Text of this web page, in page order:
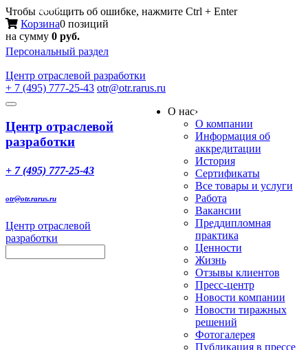
Чтобы сообщить об ошибке, нажмите Ctrl + Enter
Корзина0 позиций
на сумму 0 руб.
Персональный раздел
Центр отраслевой разработки
+ 7 (495) 777-25-43 otr@otr.rarus.ru
Toggle
Меню
Центр отраслевой
разработки
+ 7 (495) 777-25-43
otr@otr.rarus.ru
Центр отраслевой
разработки
О нас›
О компании
Информация об
аккредитации
История
Сертификаты
Все товары и услуги
Работа
Вакансии
Преддипломная
практика
Ценности
Жизнь
Отзывы клиентов
Пресс-центр
Новости компании
Новости тиражных
решений
Фотогалерея
Публикация в прессе